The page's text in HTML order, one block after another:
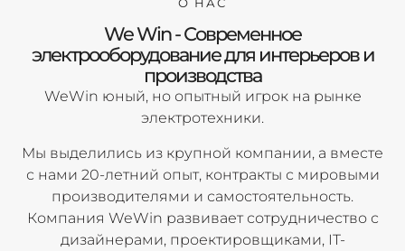
We Win - Современное
электрооборудование для интерьеров и
производства
WeWin юный, но опытный игрок на рынке
электротехники.
Мы выделились из крупной компании, а вместе
с нами 20-летний опыт, контракты с мировыми
производителями и самостоятельность.
Компания WeWin развивает сотрудничество с
дизайнерами, проектировщиками, IT-